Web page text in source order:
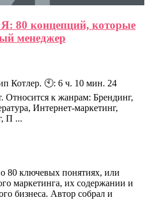
80 концепций, которые
менеджер
Котлер. 🕙: 6 ч. 10 мин. 24
Относится к жанрам: Брендинг,
Интернет-маркетинг,
П ...
80 ключевых понятиях, или
маркетинга, их содержании и
бизнеса. Автор собрал и